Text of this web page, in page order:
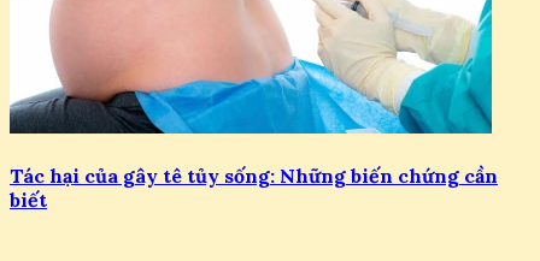
Tác hại của gây tê tủy sống: Những biến chứng cần
biết